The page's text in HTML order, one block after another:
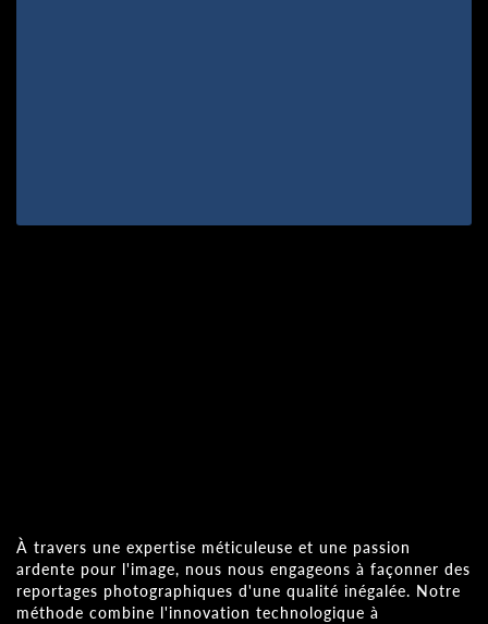
À travers une expertise méticuleuse et une passion
ardente pour l'image, nous nous engageons à façonner des
reportages photographiques d'une qualité inégalée. Notre
méthode combine l'innovation technologique à